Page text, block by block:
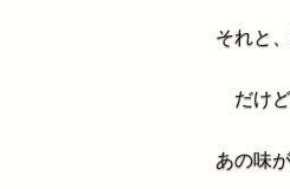
それと
だけど
あの味